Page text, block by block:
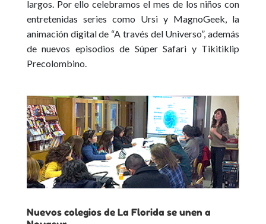
largos. Por ello celebramos el mes de los niños con
entretenidas series como Ursi y MagnoGeek, la
animación digital de “A través del Universo”, además
de nuevos episodios de Súper Safari y Tikitiklip
Precolombino.
Nuevos colegios de La Florida se unen a